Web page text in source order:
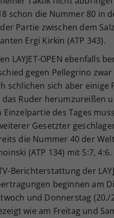
schon die Nummer 80 in
Partie zwischen dem
Ergi Kirkin (ATP 343).
LAYJET-OPEN ebenfalls
gegen Pellegrino
schlichen sich aber einige
Ruder herumzureißen
des Tages
Gesetzter
die Nummer 40 der
(ATP 134) mit 5:7, 4:6.
Berichterstattung der
beginnen am
und Donnerstag
wie am Freitag und